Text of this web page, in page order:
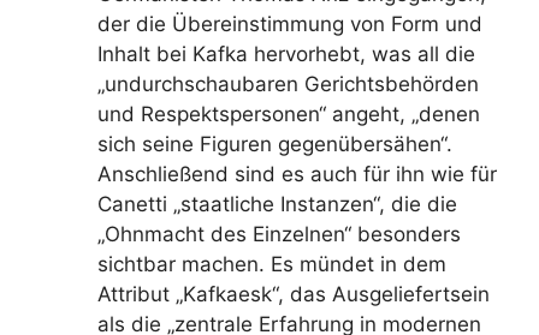
der die Übereinstimmung von Form und
Inhalt bei Kafka hervorhebt, was all die
„undurchschaubaren Gerichtsbehörden
und Respektspersonen“ angeht, „denen
sich seine Figuren gegenübersähen“.
Anschließend sind es auch für ihn wie für
Canetti „staatliche Instanzen“, die die
„Ohnmacht des Einzelnen“ besonders
sichtbar machen. Es mündet in dem
Attribut „Kafkaesk“, das Ausgeliefertsein
als die „zentrale Erfahrung in modernen